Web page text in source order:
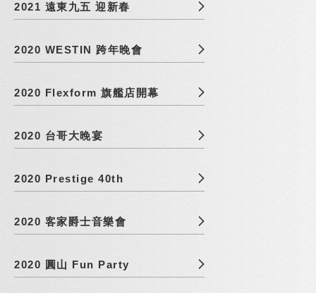
2021 遠東九五 迎新春
2020 WESTIN 跨年晚會
2020 Flexform 旗艦店開幕
2020 台哥大晚宴
2020 Prestige 40th
2020 客家爵士音樂會
2020 圓山 Fun Party